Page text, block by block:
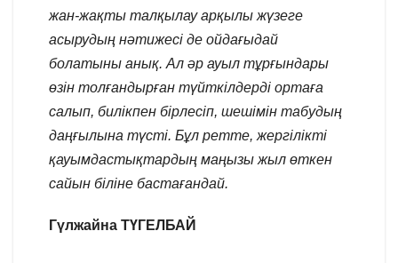
жан-жақты талқылау арқылы жүзеге
асырудың нәтижесі де ойдағыдай
болатыны анық. Ал әр ауыл тұрғындары
өзін толғандырған түйткілдерді ортаға
салып, билікпен бірлесіп, шешімін табудың
даңғылына түсті. Бұл ретте, жергілікті
қауымдастықтардың маңызы жыл өткен
сайын біліне бастағандай.
Гүлжайна ТҮГЕЛБАЙ